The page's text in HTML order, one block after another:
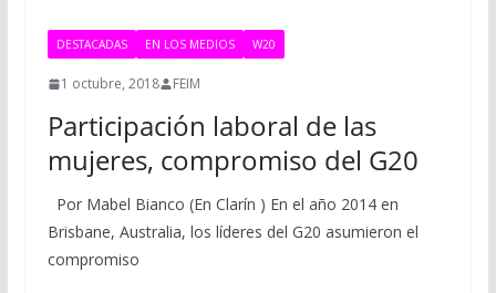
DESTACADAS EN LOS MEDIOS W20
1 octubre, 2018 FEIM
Participación laboral de las
mujeres, compromiso del G20
Por Mabel Bianco (En Clarín ) En el año 2014 en
Brisbane, Australia, los líderes del G20 asumieron el
compromiso